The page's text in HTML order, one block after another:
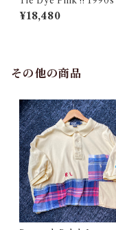
mpion Reverse Weave
/ チャンピオン リバース
¥18,480
その他の商品